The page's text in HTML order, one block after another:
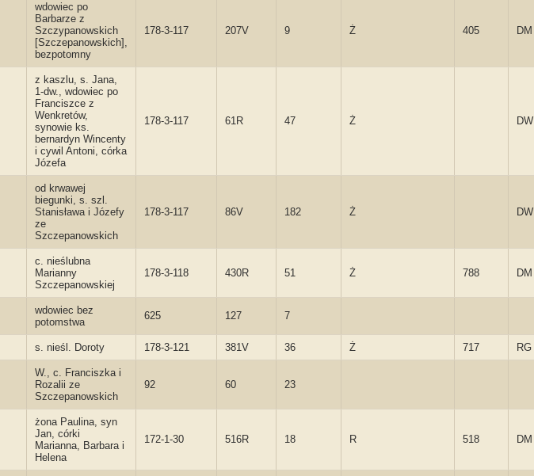
wdowiec po
Barbarze z
Szczypanowskich
[Szczepanowskich],
bezpotomny
178-3-117 207V 9 Ż 405 DM
z kaszlu, s. Jana,
1-dw., wdowiec po
Franciszce z
Wenkretów,
synowie ks.
bernardyn Wincenty
i cywil Antoni, córka
Józefa
178-3-117 61R 47 Ż DW
od krwawej
biegunki, s. szl.
Stanisława i Józefy
ze
Szczepanowskich
178-3-117 86V 182 Ż DW
c. nieślubna
Marianny
Szczepanowskiej
178-3-118 430R 51 Ż 788 DM
wdowiec bez
potomstwa
625 127 7
s. nieśl. Doroty 178-3-121 381V 36 Ż 717 RG
W., c. Franciszka i
Rozalii ze
Szczepanowskich
92 60 23
żona Paulina, syn
Jan, córki
Marianna, Barbara i
Helena
172-1-30 516R 18 R 518 DM